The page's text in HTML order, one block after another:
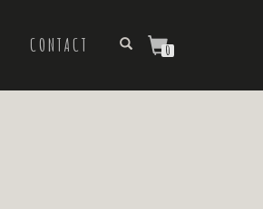
CONTACT 0